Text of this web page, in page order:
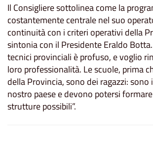
Il Consigliere sottolinea come la
costantemente centrale nel suo
continuità con i criteri operativi della
sintonia con il Presidente Eraldo
tecnici provinciali è profuso, e voglio
loro professionalità. Le scuole, prima
della Provincia, sono dei ragazzi:
nostro paese e devono potersi
strutture possibili”.